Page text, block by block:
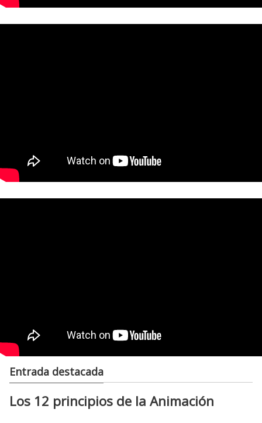
Entrada destacada
Los 12 principios de la Animación